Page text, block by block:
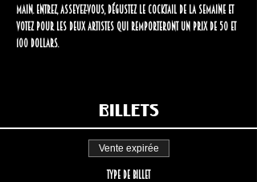
Main. Entrez, asseyez-vous, dégustez le cocktail de la semaine et
votez pour les deux artistes qui remporteront un prix de 50 et
100 dollars.
Billets
Vente expirée
Type de billet